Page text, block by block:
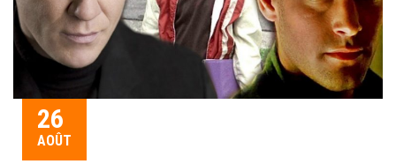
26
AOÛT